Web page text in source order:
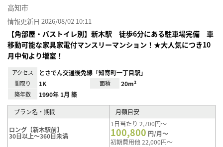
高知市
情報更新日 2026/08/02 10:11
【角部屋・バストイレ別】新木駅 徒歩6分にある駐車場完備 車
移動可能な家具家電付マンスリーマンション！★大人気につき10
月中旬より増室！
アクセス とさでん交通後免線「知寄町一丁目駅」
間取り 1K 面積 20m²
築年数 1990年 1月 築
プラン名・期間 月額目安
ロング【新木駅前】
30日以上～360日未満
1日当たり 2,700円～
100,800 円/月～
初期費用他 22,000円～